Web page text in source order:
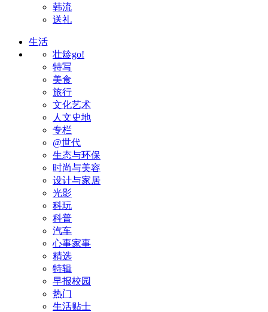
韩流
送礼
生活
壮龄go!
特写
美食
旅行
文化艺术
人文史地
专栏
@世代
生态与环保
时尚与美容
设计与家居
光影
科玩
科普
汽车
心事家事
精选
特辑
早报校园
热门
生活贴士